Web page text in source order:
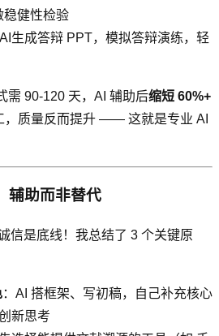
稳健性检验
生成答辩 PPT，模拟答辩演练，轻
需 90-120 天，AI 辅助后缩短 60%+
，质量反而提升 —— 这就是专业 AI
辅助而非替代
信是底线！我总结了 3 个关键原
：AI 搭框架、写初稿，自己补充核心
新思考